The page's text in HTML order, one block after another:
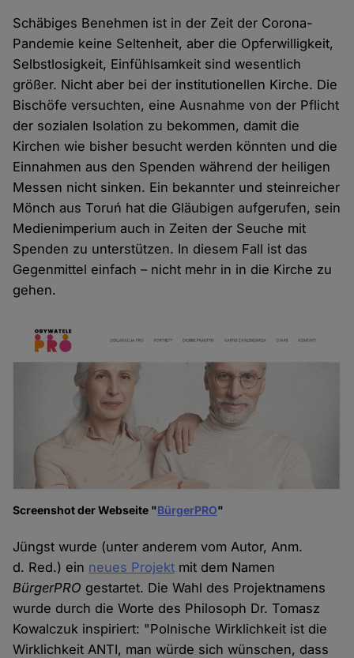
Schäbiges Benehmen ist in der Zeit der Corona-
Pandemie keine Seltenheit, aber die Opferwilligkeit,
Selbstlosigkeit, Einfühlsamkeit sind wesentlich
größer. Nicht aber bei der institutionellen Kirche. Die
Bischöfe versuchten, eine Ausnahme von der Pflicht
der sozialen Isolation zu bekommen, damit die
Kirchen wie bisher besucht werden könnten und die
Einnahmen aus den Spenden während der heiligen
Messen nicht sinken. Ein bekannter und steinreicher
Mönch aus Toruń hat die Gläubigen aufgerufen, sein
Medienimperium auch in Zeiten der Seuche mit
Spenden zu unterstützen. In diesem Fall ist das
Gegenmittel einfach – nicht mehr in in die Kirche zu
gehen.
Screenshot der Webseite "BürgerPRO"
Jüngst wurde (unter anderem vom Autor, Anm.
d. Red.) ein neues Projekt mit dem Namen
BürgerPRO gestartet. Die Wahl des Projektnamens
wurde durch die Worte des Philosoph Dr. Tomasz
Kowalczuk inspiriert: "Polnische Wirklichkeit ist die
Wirklichkeit ANTI, man würde sich wünschen, dass